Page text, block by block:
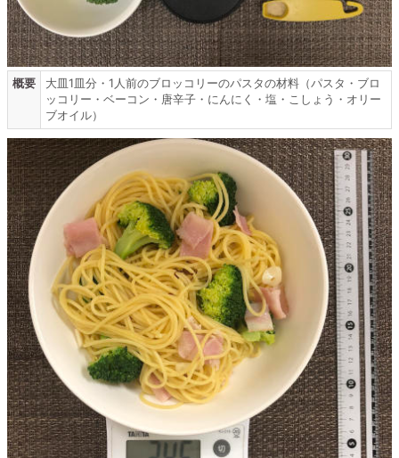
概要
大皿1皿分・1人前のブロッコリーのパスタの材料（パスタ・ブロ
ッコリー・ベーコン・唐辛子・にんにく・塩・こしょう・オリー
ブオイル）